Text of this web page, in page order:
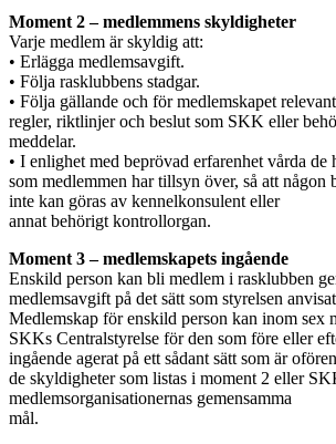
Moment 2 – medlemmens skyldigheter
Varje medlem är skyldig att:
• Erlägga medlemsavgift.
• Följa rasklubbens stadgar.
• Följa gällande och för medlemskapet
regler, riktlinjer och beslut som SKK eller
meddelar.
• I enlighet med beprövad erfarenhet vårda de
som medlemmen har tillsyn över, så att någon
inte kan göras av kennelkonsulent eller
annat behörigt kontrollorgan.
Moment 3 – medlemskapets ingående
Enskild person kan bli medlem i rasklubben
medlemsavgift på det sätt som styrelsen
Medlemskap för enskild person kan inom sex
SKKs Centralstyrelse för den som före eller
ingående agerat på ett sådant sätt som är
de skyldigheter som listas i moment 2 eller
medlemsorganisationernas gemensamma
mål.